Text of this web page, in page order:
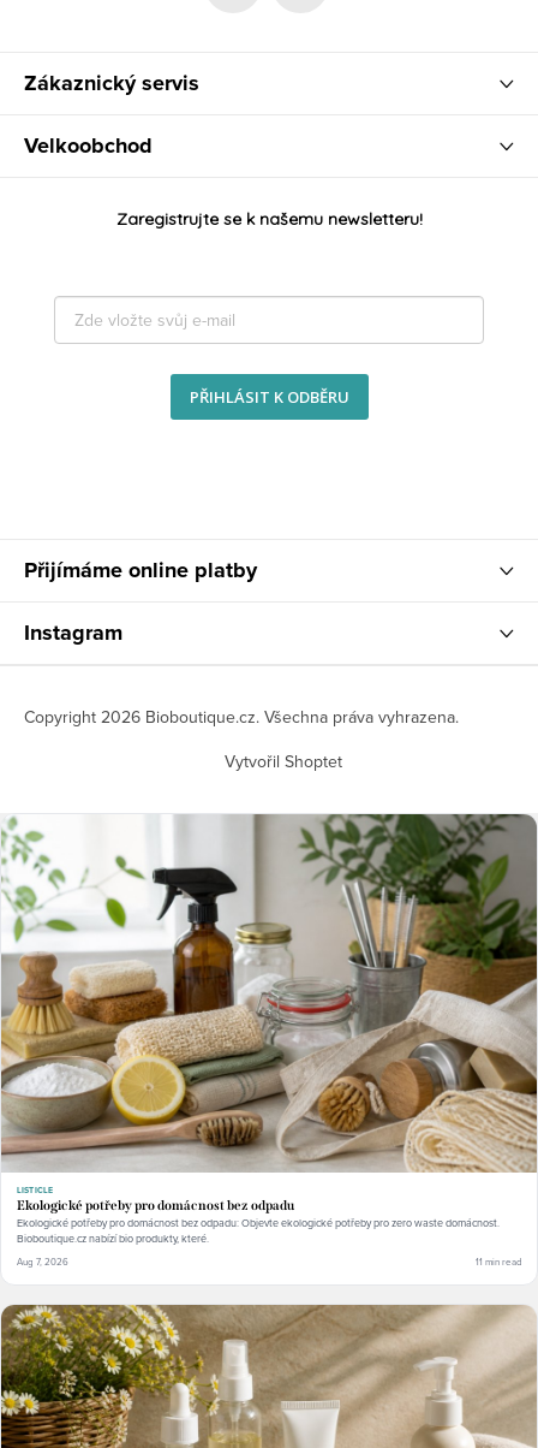
Zákaznický servis
Velkoobchod
Zaregistrujte se k našemu newsletteru!
PŘIHLÁSIT K ODBĚRU
Přijímáme online platby
Instagram
Vytvořil Shoptet
Copyright 2026 Bioboutique.cz. Všechna práva vyhrazena.
LISTICLE
Ekologické potřeby pro domácnost bez odpadu
Ekologické potřeby pro domácnost bez odpadu: Objevte ekologické potřeby pro zero waste domácnost.
Bioboutique.cz nabízí bio produkty, které.
Aug 7, 2026 11 min read